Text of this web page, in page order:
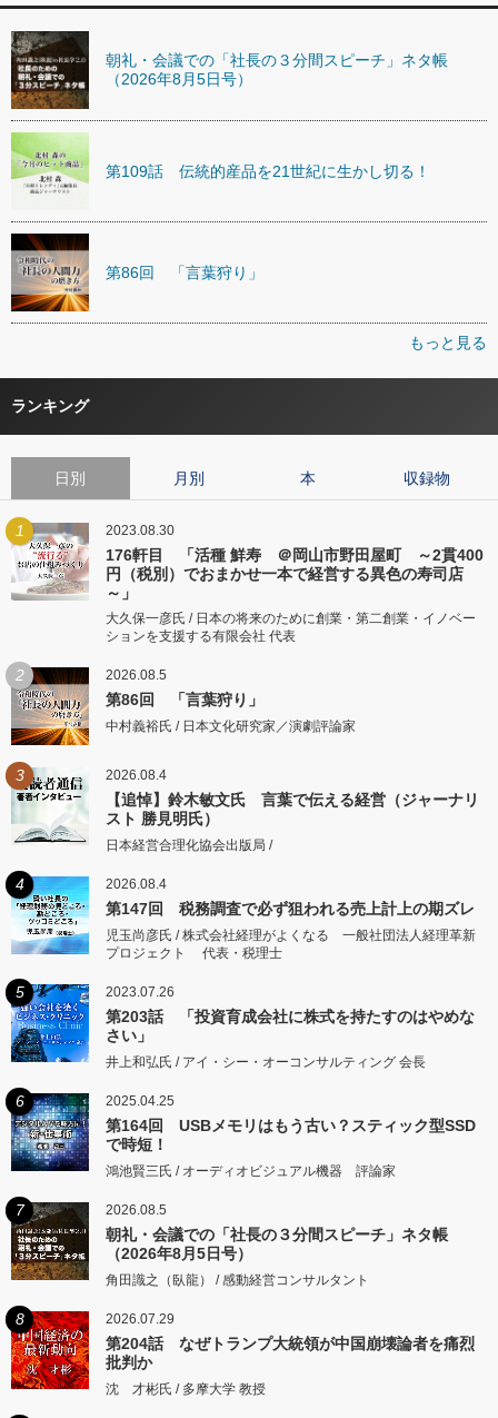
朝礼・会議での「社長の３分間スピーチ」ネタ帳
（2026年8月5日号）
第109話 伝統的産品を21世紀に生かし切る！
第86回 「言葉狩り」
もっと見る
ランキング
日別 月別 本 収録物
1 2023.08.30
176軒目 「活種 鮮寿 ＠岡山市野田屋町 ～2貫400
円（税別）でおまかせ一本で経営する異色の寿司店
～」
大久保一彦氏 / 日本の将来のために創業・第二創業・イノベー
ションを支援する有限会社 代表
2 2026.08.5
第86回 「言葉狩り」
中村義裕氏 / 日本文化研究家／演劇評論家
3 2026.08.4
【追悼】鈴木敏文氏 言葉で伝える経営（ジャーナリ
スト 勝見明氏）
日本経営合理化協会出版局 /
4 2026.08.4
第147回 税務調査で必ず狙われる売上計上の期ズレ
児玉尚彦氏 / 株式会社経理がよくなる 一般社団法人経理革新
プロジェクト 代表・税理士
5 2023.07.26
第203話 「投資育成会社に株式を持たすのはやめな
さい」
井上和弘氏 / アイ・シー・オーコンサルティング 会長
6 2025.04.25
第164回 USBメモリはもう古い？スティック型SSD
で時短！
鴻池賢三氏 / オーディオビジュアル機器 評論家
7 2026.08.5
朝礼・会議での「社長の３分間スピーチ」ネタ帳
（2026年8月5日号）
角田識之（臥龍） / 感動経営コンサルタント
8 2026.07.29
第204話 なぜトランプ大統領が中国崩壊論者を痛烈
批判か
沈 才彬氏 / 多摩大学 教授